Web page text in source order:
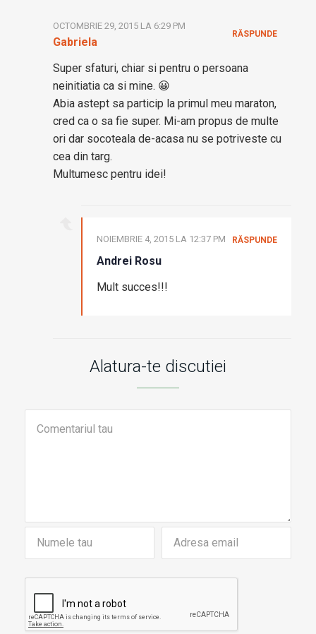
Gabriela
OCTOMBRIE 29, 2015 LA 6:29 PM
Super sfaturi, chiar si pentru o persoana
neinitiatia ca si mine. 😀
Abia astept sa particip la primul meu maraton,
cred ca o sa fie super. Mi-am propus de multe
ori dar socoteala de-acasa nu se potriveste cu
cea din targ.
Multumesc pentru idei!
RĂSPUNDE
Andrei Rosu
NOIEMBRIE 4, 2015 LA 12:37 PM
Mult succes!!!
RĂSPUNDE
Alatura-te discutiei